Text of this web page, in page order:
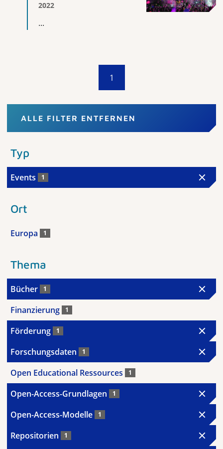
2022
...
1
ALLE FILTER ENTFERNEN
Typ
Events 1
Ort
Europa 1
Thema
Bücher 1
Finanzierung 1
Förderung 1
Forschungsdaten 1
Open Educational Ressources 1
Open-Access-Grundlagen 1
Open-Access-Modelle 1
Repositorien 1